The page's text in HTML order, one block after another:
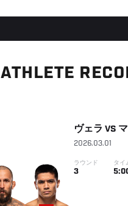
ATHLETE
ヴェラ VS
2026.03.01
ラウンド
3
タイ